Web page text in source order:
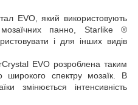
EVO, який використовують
панно, Starlike ®
і для інших видів
EVO розроблена таким
спектру мозаїк. В
змінюється інтенсивність